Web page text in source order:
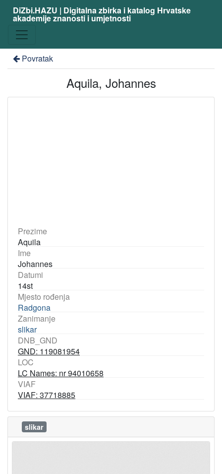
DiZbi.HAZU | Digitalna zbirka i katalog Hrvatske
akademije znanosti i umjetnosti
Povratak
Aquila, Johannes
Prezime
Aquila
Ime
Johannes
Datumi
14st
Mjesto rođenja
Radgona
Zanimanje
slikar
DNB_GND
GND: 119081954
LOC
LC Names: nr 94010658
VIAF
VIAF: 37718885
slikar